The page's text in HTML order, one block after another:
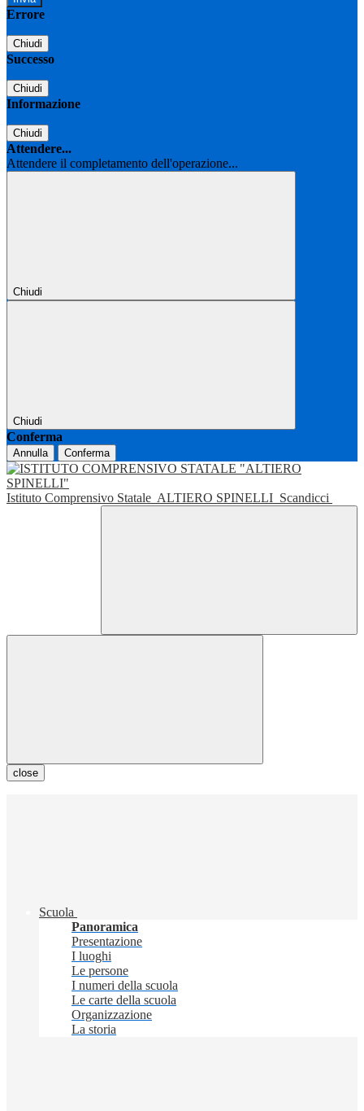
Errore
Chiudi
Successo
Chiudi
Informazione
Chiudi
Attendere...
Attendere il completamento dell'operazione...
Chiudi
Chiudi
Conferma
Annulla Conferma
Istituto Comprensivo Statale ALTIERO SPINELLI Scandicci
close
Scuola
Panoramica
Presentazione
I luoghi
Le persone
I numeri della scuola
Le carte della scuola
Organizzazione
La storia